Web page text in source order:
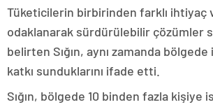
Tüketicilerin birbirinden farklı ihtiyaç
odaklanarak sürdürülebilir çözümler
belirten Sığın, aynı zamanda
katkı sunduklarını ifade etti.
Sığın, bölgede 10 binden fazla kişiye